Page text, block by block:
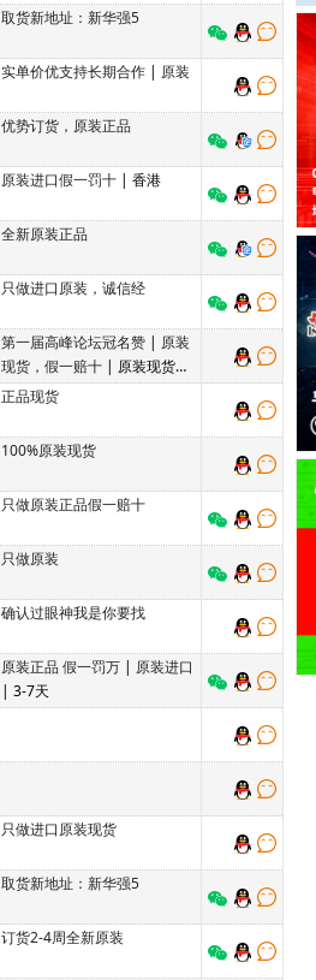
取货新地址：新华强5
实单价优支持长期合作 | 原装
优势订货，原装正品
原装进口假一罚十 | 香港
全新原装正品
只做进口原装，诚信经
第一届高峰论坛冠名赞 | 原装
现货，假一赔十 | 原装现货，
假一赔十
正品现货
100%原装现货
只做原装正品假一赔十
只做原装
确认过眼神我是你要找
原装正品 假一罚万 | 原装进口
| 3-7天
只做进口原装现货
取货新地址：新华强5
订货2-4周全新原装